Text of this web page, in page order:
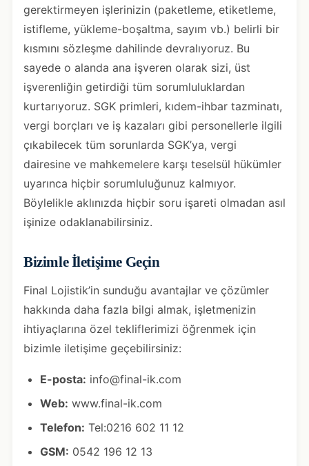
gerektirmeyen işlerinizin (paketleme, etiketleme,
istifleme, yükleme-boşaltma, sayım vb.) belirli bir
kısmını sözleşme dahilinde devralıyoruz. Bu
sayede o alanda ana işveren olarak sizi, üst
işverenliğin getirdiği tüm sorumluluklardan
kurtarıyoruz. SGK primleri, kıdem-ihbar tazminatı,
vergi borçları ve iş kazaları gibi personellerle ilgili
çıkabilecek tüm sorunlarda SGK’ya, vergi
dairesine ve mahkemelere karşı teselsül hükümler
uyarınca hiçbir sorumluluğunuz kalmıyor.
Böylelikle aklınızda hiçbir soru işareti olmadan asıl
işinize odaklanabilirsiniz.
Bizimle İletişime Geçin
Final Lojistik’in sunduğu avantajlar ve çözümler
hakkında daha fazla bilgi almak, işletmenizin
ihtiyaçlarına özel tekliflerimizi öğrenmek için
bizimle iletişime geçebilirsiniz:
E-posta: info@final-ik.com
Web: www.final-ik.com
Telefon: Tel:0216 602 11 12
GSM: 0542 196 12 13